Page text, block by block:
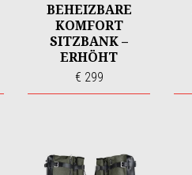
BEHEIZBARE
KOMFORT
SITZBANK –
ERHÖHT
€ 299